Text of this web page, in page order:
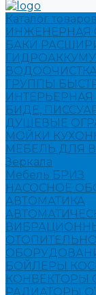
Каталог товаров
ИНЖЕНЕРНАЯ
БАКИ
ВОДООЧИСТКА
ГРУППЫ
ИНТЕРЬЕРНАЯ
БИДЕ,
ДУШЕВЫЕ
МОЙКИ
МЕБЕЛЬ ДЛЯ
Зеркала
Мебель БРИЗ
НАСОСНОЕ
АВТОМАТИКА
БОЙЛЕРЫ
КОНВЕКТОРЫ
РАДИАТОРЫ